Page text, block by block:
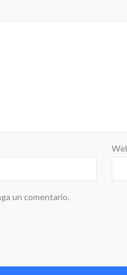
un comentario.